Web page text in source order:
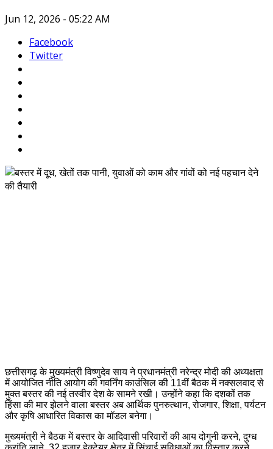
Jun 12, 2026 - 05:22 AM
Facebook
Twitter
छत्तीसगढ़ के मुख्यमंत्री विष्णुदेव साय ने प्रधानमंत्री नरेन्द्र मोदी की अध्यक्षता
में आयोजित नीति आयोग की गवर्निंग काउंसिल की 11वीं बैठक में नक्सलवाद से
मुक्त बस्तर की नई तस्वीर देश के सामने रखी। उन्होंने कहा कि दशकों तक
हिंसा की मार झेलने वाला बस्तर अब आर्थिक पुनरुत्थान, रोजगार, शिक्षा, पर्यटन
और कृषि आधारित विकास का मॉडल बनेगा।
मुख्यमंत्री ने बैठक में बस्तर के आदिवासी परिवारों की आय दोगुनी करने, दुग्ध